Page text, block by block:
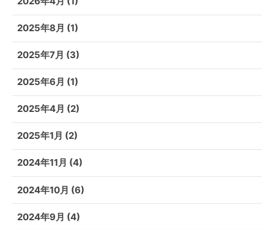
2025年8月 (1)
2025年7月 (3)
2025年6月 (1)
2025年4月 (2)
2025年1月 (2)
2024年11月 (4)
2024年10月 (6)
2024年9月 (4)